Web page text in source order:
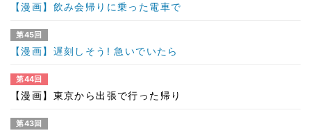
【漫画】飲み会帰りに乗った電車で
第45回
【漫画】遅刻しそう! 急いでいたら
第44回
【漫画】東京から出張で行った帰り
第43回